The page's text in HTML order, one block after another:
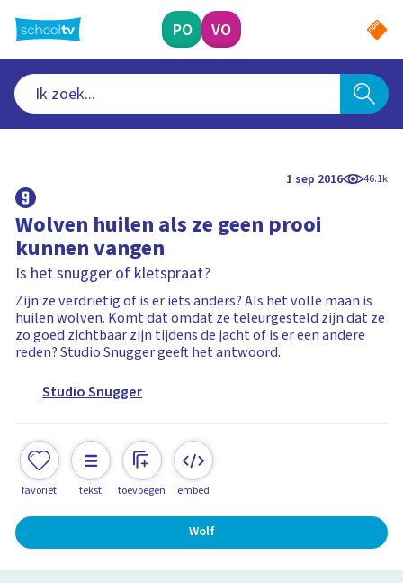
naar
hoofdinhoud
PO VO
1 sep 2016 46.1k
Wolven huilen als ze geen prooi
kunnen vangen
Is het snugger of kletspraat?
Zijn ze verdrietig of is er iets anders? Als het volle maan is
huilen wolven. Komt dat omdat ze teleurgesteld zijn dat ze
zo goed zichtbaar zijn tijdens de jacht of is er een andere
reden? Studio Snugger geeft het antwoord.
Studio Snugger
favoriet tekst toevoegen embed
Wolf